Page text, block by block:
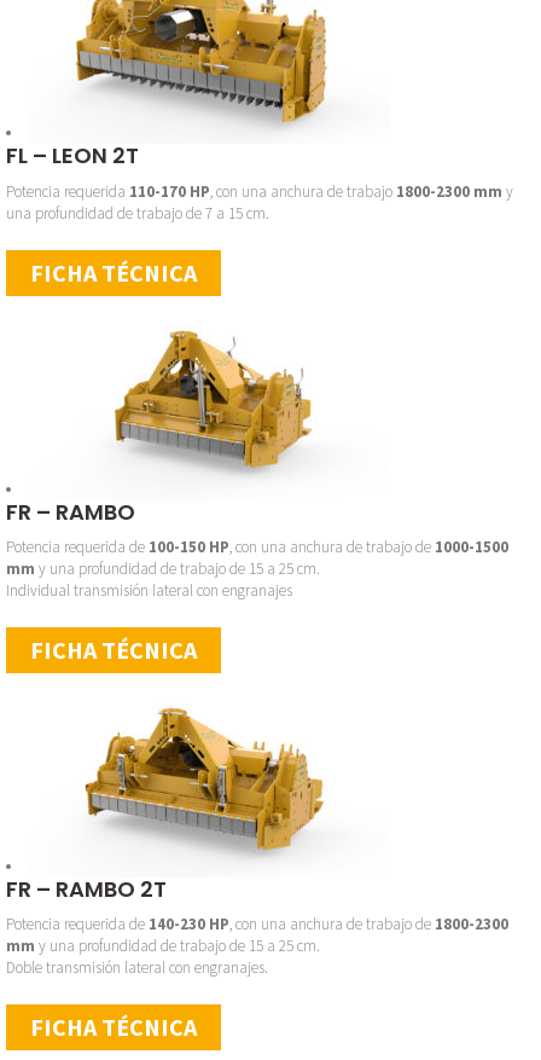
FL – LEON 2T
Potencia requerida 110-170 HP, con una anchura de trabajo 1800-2300 mm y
una profundidad de trabajo de 7 a 15 cm.
FICHA TÉCNICA
FR – RAMBO
Potencia requerida de 100-150 HP, con una anchura de trabajo de 1000-1500
mm y una profundidad de trabajo de 15 a 25 cm.
Individual transmisión lateral con engranajes
FICHA TÉCNICA
FR – RAMBO 2T
Potencia requerida de 140-230 HP, con una anchura de trabajo de 1800-2300
mm y una profundidad de trabajo de 15 a 25 cm.
Doble transmisión lateral con engranajes.
FICHA TÉCNICA